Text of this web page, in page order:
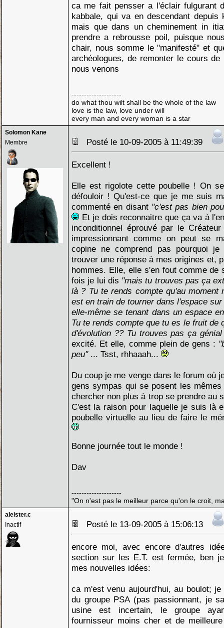
ca me fait pensser a l'éclair fulgurant
kabbale, qui va en descendant depuis
mais que dans un cheminement in
prendre a rebrousse poil, puisque
chair, nous somme le "manifesté" et
archéologues, de remonter le cours
nous venons
--------------------
do what thou wilt shall be the whole of the law
love is the law, love under will
every man and every woman is a star
Solomon Kane
Membre
Posté le 10-09-2005 à 11:49:39
Excellent !
Elle est rigolote cette poubelle ! On
défouloir ! Qu'est-ce que je me suis
commenté en disant "c'est pas bien
Et je dois reconnaitre que ça va à
inconditionnel éprouvé par le
impressionnant comme on peut se
copine ne comprend pas pourquoi
trouver une réponse à mes origines et,
hommes. Elle, elle s'en fout comme de
fois je lui dis "mais tu trouves pas ça
là ? Tu te rends compte qu'au moment
est en train de tourner dans l'espace
elle-même se tenant dans un espace
Tu te rends compte que tu es le fruit de
d'évolution ?? Tu trouves pas ça
excité. Et elle, comme plein de gens :
peu" ... Tsst, rhhaaah...
Du coup je me venge dans le forum où
gens sympas qui se posent les
chercher non plus à trop se prendre au
C'est la raison pour laquelle je suis là
poubelle virtuelle au lieu de faire le
Bonne journée tout le monde !
Dav
--------------------
"On n'est pas le meilleur parce qu'on le croit,
aleister.c
Inactif
Posté le 13-09-2005 à 15:06:13
encore moi, avec encore d'autres
section sur les E.T. est fermée, ben
mes nouvelles idées:
ca m'est venu aujourd'hui, au boulot;
du groupe PSA (pas passionnant, je
usine est incertain, le groupe
fournisseur moins cher et de